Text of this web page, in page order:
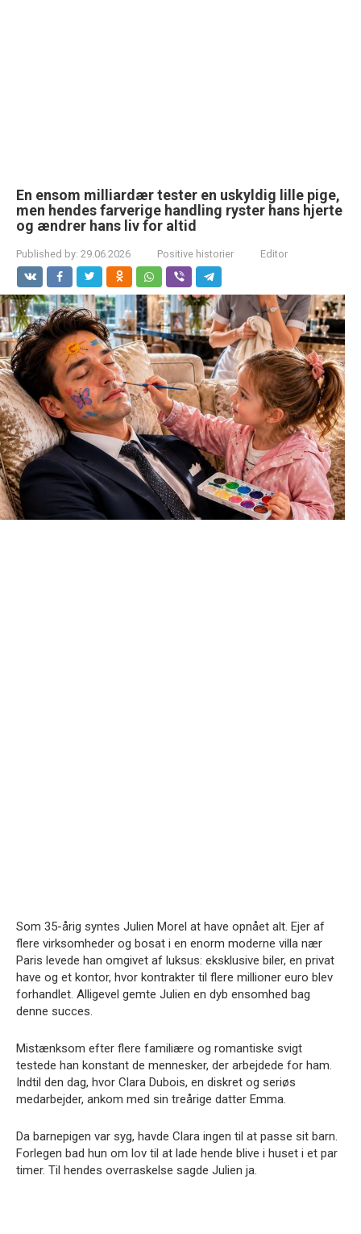
En ensom milliardær tester en uskyldig lille pige,
men hendes farverige handling ryster hans hjerte
og ændrer hans liv for altid
Published by: 29.06.2026 Positive historier Editor
Som 35-årig syntes Julien Morel at have opnået alt. Ejer af
flere virksomheder og bosat i en enorm moderne villa nær
Paris levede han omgivet af luksus: eksklusive biler, en privat
have og et kontor, hvor kontrakter til flere millioner euro blev
forhandlet. Alligevel gemte Julien en dyb ensomhed bag
denne succes.
Mistænksom efter flere familiære og romantiske svigt
testede han konstant de mennesker, der arbejdede for ham.
Indtil den dag, hvor Clara Dubois, en diskret og seriøs
medarbejder, ankom med sin treårige datter Emma.
Da barnepigen var syg, havde Clara ingen til at passe sit barn.
Forlegen bad hun om lov til at lade hende blive i huset i et par
timer. Til hendes overraskelse sagde Julien ja.